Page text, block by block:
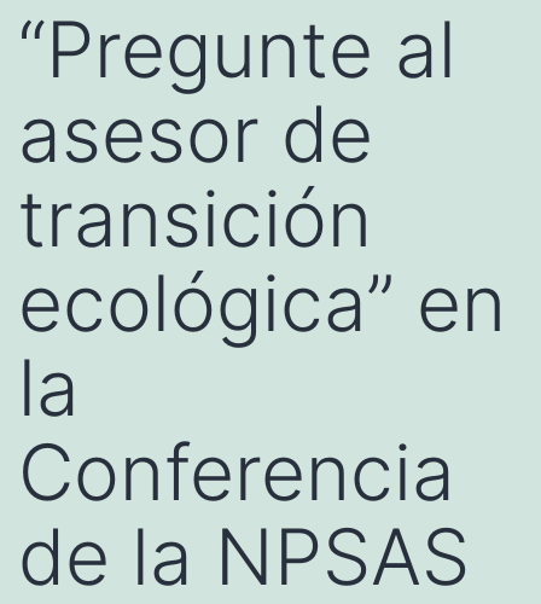
“Pregunte al
asesor de
transición
ecológica” en
la
Conferencia
de la NPSAS